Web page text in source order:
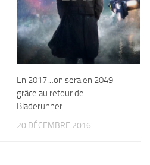
En 2017…on sera en 2049
grâce au retour de
Bladerunner
20 DÉCEMBRE 2016